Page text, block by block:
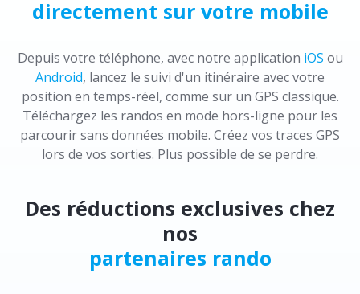
directement sur votre mobile
Depuis votre téléphone, avec notre application iOS ou
Android, lancez le suivi d'un itinéraire avec votre
position en temps-réel, comme sur un GPS classique.
Téléchargez les randos en mode hors-ligne pour les
parcourir sans données mobile. Créez vos traces GPS
lors de vos sorties. Plus possible de se perdre.
Des réductions exclusives chez
nos
partenaires rando